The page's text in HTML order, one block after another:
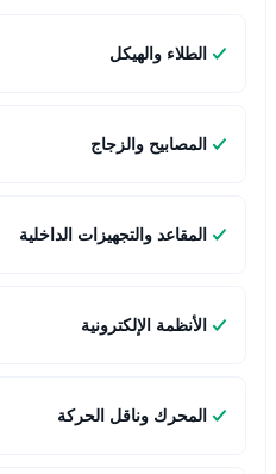
الطلاء والهيكل
المصابيح والزجاج
المقاعد والتجهيزات الداخلية
الأنظمة الإلكترونية
المحرك وناقل الحركة